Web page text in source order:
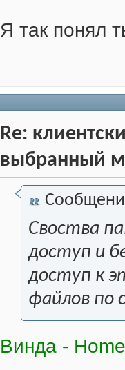
Я так понял
Re:
выбранный
Своства
доступ и
доступ к
файлов по
Винда -